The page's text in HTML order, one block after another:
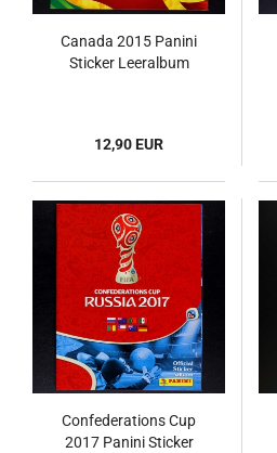
Canada 2015 Panini
Sticker Leeralbum
12,90 EUR
Confederations Cup
2017 Panini Sticker